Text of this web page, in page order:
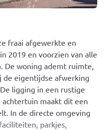
fraai afgewerkte en
2019 en voorzien van alle
De woning ademt ruimte,
de eigentijdse afwerking
ligging in een rustige
maakt dit een
In de directe omgeving
parkjes,